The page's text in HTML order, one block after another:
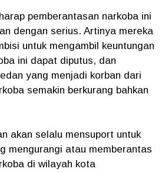
pemberantasan narkoba ini
dengan serius. Artinya mereka
untuk mengambil keuntungan
ini dapat diputus, dan
yang menjadi korban dari
semakin berkurang bahkan
akan selalu mensuport untuk
mengurangi atau memberantas
di wilayah kota